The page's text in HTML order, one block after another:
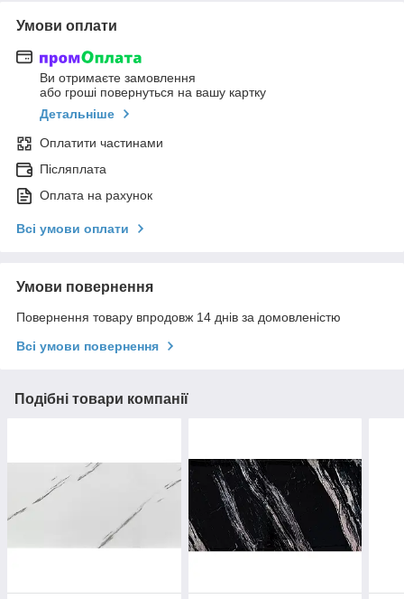
Умови оплати
Ви отримаєте замовлення
або гроші повернуться на вашу картку
Детальніше
Оплатити частинами
Післяплата
Оплата на рахунок
Всі умови оплати
Умови повернення
Повернення товару впродовж 14 днів за домовленістю
Всі умови повернення
Подібні товари компанії